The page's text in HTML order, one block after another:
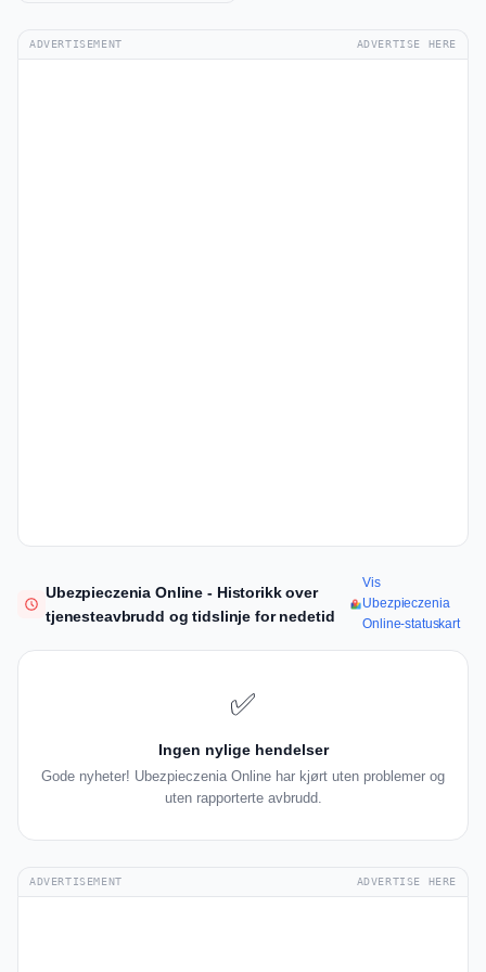
ADVERTISEMENT ADVERTISE HERE
Ubezpieczenia Online - Historikk over
tjenesteavbrudd og tidslinje for nedetid
Vis
Ubezpieczenia
Online-statuskart
✅
Ingen nylige hendelser
Gode nyheter! Ubezpieczenia Online har kjørt uten problemer og
uten rapporterte avbrudd.
ADVERTISEMENT ADVERTISE HERE